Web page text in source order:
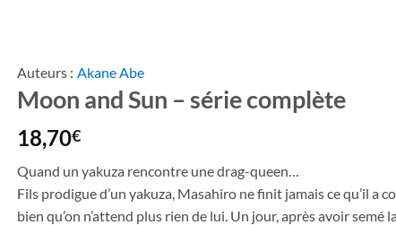
Auteurs : Akane Abe
Moon and Sun – série complète
18,70€
Quand un yakuza rencontre une drag-queen…
Fils prodigue d’un yakuza, Masahiro ne finit jamais ce qu’il a
bien qu’on n’attend plus rien de lui. Un jour, après avoir semé